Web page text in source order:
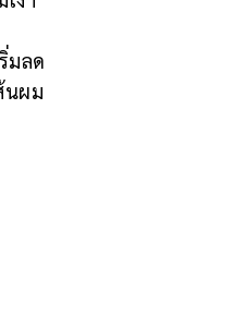
มลด
นผม